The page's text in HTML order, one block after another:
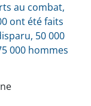
au combat,
ont été faits
50 000
000 hommes